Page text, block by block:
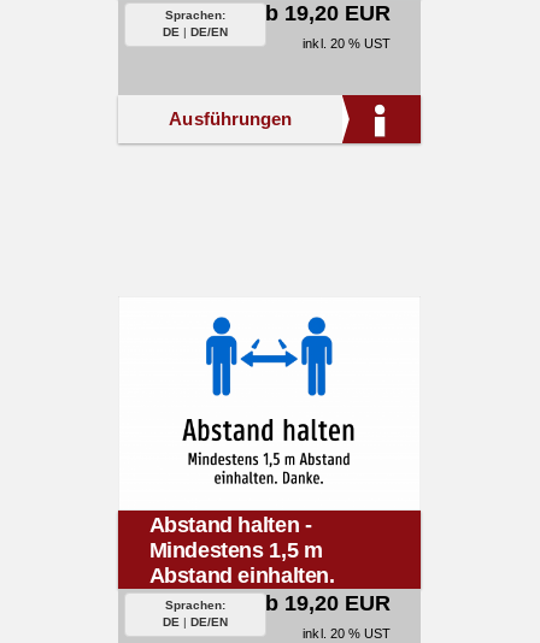
Sprachen:
DE | DE/EN
ab 19,20 EUR
inkl. 20 % UST
Ausführungen
Abstand halten -
Mindestens 1,5 m
Abstand einhalten.
Danke.
Sprachen:
DE | DE/EN
ab 19,20 EUR
inkl. 20 % UST